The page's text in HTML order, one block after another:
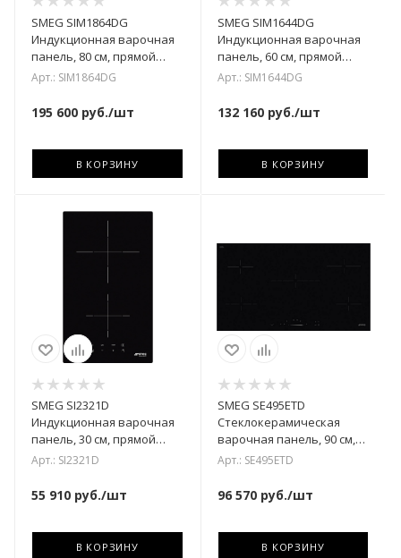
SMEG SIM1864DG
Индукционная варочная
панель, 80 см, прямой
край
Арт.: SIM1864DG
195 600 руб./шт
В КОРЗИНУ
SMEG SIM1644DG
Индукционная варочная
панель, 60 см, прямой
край, цвет Neptune grey
Арт.: SIM1644DG
132 160руб./шт
В КОРЗИНУ
SMEG SI2321D
Индукционная варочная
панель, 30 см, прямой
край
Арт.: SI2321D
55 910 руб./шт
В КОРЗИНУ
SMEG SE495ETD
Cтеклокерамическая
варочная панель, 90 см,
прямой край
Арт.: SE495ETD
96 570руб./шт
В КОРЗИНУ